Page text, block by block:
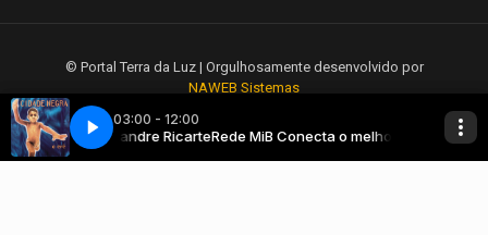
© Portal Terra da Luz | Orgulhosamente desenvolvido por
NAWEB Sistemas